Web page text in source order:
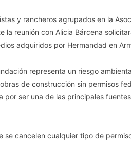
y rancheros agrupados en la
la reunión con Alicia Bárcena
adquiridos por Hermandad en
representa un riesgo
de construcción sin permisos
por ser una de las principales
se cancelen cualquier tipo de